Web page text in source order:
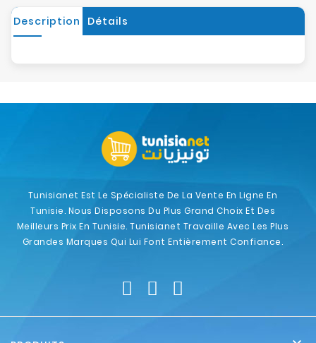
Description Détails
Tunisianet Est Le Spécialiste De La Vente En Ligne En
Tunisie. Nous Disposons Du Plus Grand Choix Et Des
Meilleurs Prix En Tunisie. Tunisianet Travaille Avec Les Plus
Grandes Marques Qui Lui Font Entièrement Confiance.